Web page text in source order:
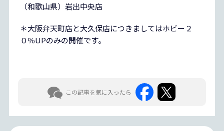
（和歌山県）岩出中央店
＊大阪弁天町店と大久保店につきましてはホビー２
０％UPのみの開催です。
この記事を気に入ったら